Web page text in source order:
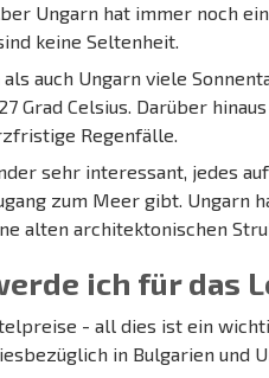
Ungarn hat immer noch
keine Seltenheit.
auch Ungarn viele
Grad Celsius. Darüber
Regenfälle.
sehr interessant, jedes
zum Meer gibt. Ungarn
alten architektonischen
ich für das
- all dies ist ein
in Bulgarien und